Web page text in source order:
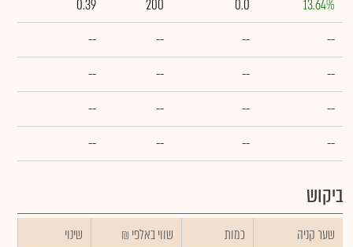
13.64%
0.0
200
0.39
--
--
--
--
--
--
--
--
--
--
--
--
--
--
--
--
ביקוש
שער קניה כמות ₪ שווי באלפי
שינוי